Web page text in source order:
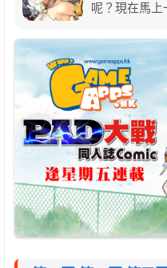
呢？現在馬上